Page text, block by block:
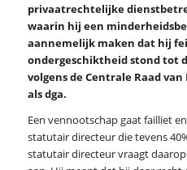
privaatrechtelijke
waarin hij een
aannemelijk maken dat hij
ondergeschiktheid stond tot
volgens de Centrale Raad
als dga.
Een vennootschap gaat failliet
statutair directeur die tevens
statutair directeur vraagt